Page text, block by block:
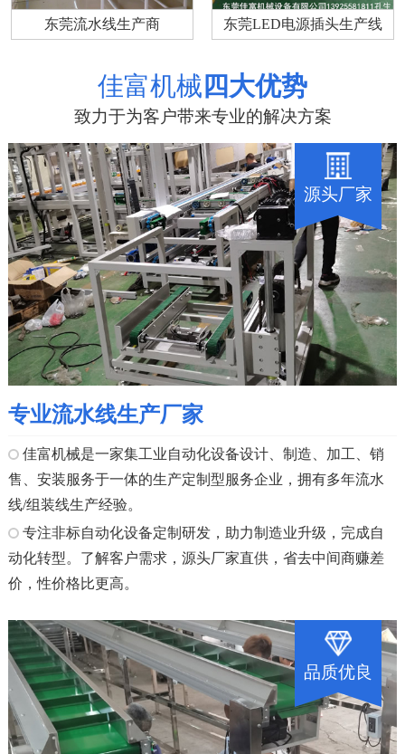
东莞流水线生产商 东莞LED电源插头生产线
佳富机械 四大优势
致力于为客户带来专业的解决方案
源头厂家
专业流水线生产厂家
佳富机械是一家集工业自动化设备设计、制造、加工、销
售、安装服务于一体的生产定制型服务企业，拥有多年流水
线/组装线生产经验。
专注非标自动化设备定制研发，助力制造业升级，完成自
动化转型。了解客户需求，源头厂家直供，省去中间商赚差
价，性价格比更高。
品质优良